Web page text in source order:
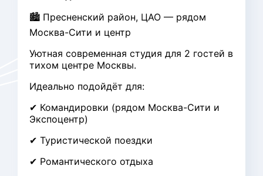
🏙 Пресненский район, ЦАО — рядом
Москва-Сити и центр
Уютная современная студия для 2 гостей в
тихом центре Москвы.
Идеально подойдёт для:
✔ Командировки (рядом Москва-Сити и
Экспоцентр)
✔ Туристической поездки
✔ Романтического отдыха